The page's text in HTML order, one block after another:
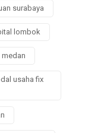
surabaya
lombok
usaha fix